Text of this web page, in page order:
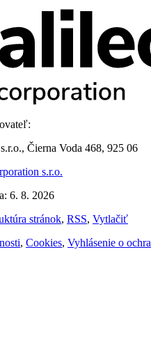
Čierna Voda 468, 925 06
s.r.o.
6. 8. 2026
stránok, RSS, Vytlačiť
, Cookies, Vyhlásenie o